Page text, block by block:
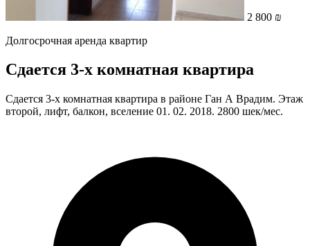
2 800 ₪
Долгосрочная аренда квартир
Сдается 3-х комнатная квартира
Сдается 3-х комнатная квартира в районе Ган А Врадим. Этаж
второй, лифт, балкон, вселение 01. 02. 2018. 2800 шек/мес.